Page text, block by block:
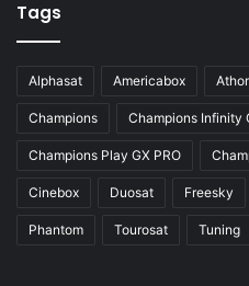
Azbox Like
Azfox
Azgold
Azplus
Azsat
Tags
Alphasat Americabox
Champions Champions Infinity
Champions Play GX PRO
Cinebox Duosat Freesky
Phantom Tourosat Tuning